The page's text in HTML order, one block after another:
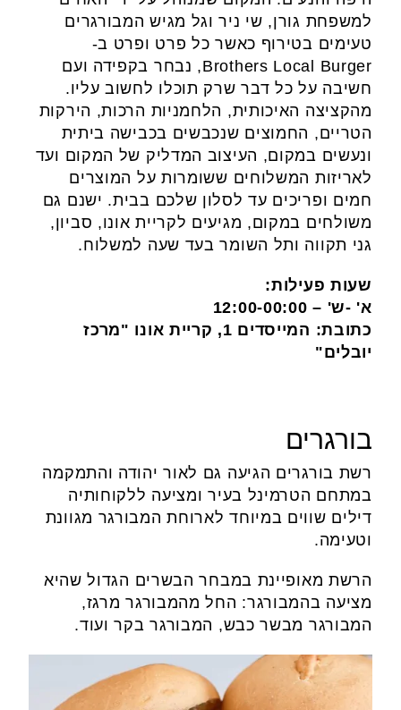
למשפחת גורן, שי ניר וגל מגיש המבורגרים
טעימים בטירוף כאשר כל פרט ופרט ב-
Brothers Local Burger, נבחר בקפידה ועם
חשיבה על כל דבר שרק תוכלו לחשוב עליו.
מהקציצה האיכותית, הלחמניות הרכות, הירקות
הטריים, החמוצים שנכבשים בכבישה ביתית
ונעשים במקום, העיצוב המדליק של המקום ועד
לאריזות המשלוחים ששומרות על המוצרים
חמים ופריכים עד לסלון שלכם בבית. ישנם גם
משולחים במקום, מגיעים לקריית אונו, סביון,
גני תקווה ותל השומר בעד שעה למשלוח.
שעות פעילות:
א' -ש' – 12:00-00:00
כתובת: המייסדים 1, קריית אונו "מרכז
יובלים"
בורגרים
רשת בורגרים הגיעה גם לאור יהודה והתמקמה
במתחם הטרמינל בעיר ומציעה ללקוחותיה
דילים שווים במיוחד לארוחת המבורגר מגוונת
וטעימה.
הרשת מאופיינת במבחר הבשרים הגדול שהיא
מציעה בהמבורגר: החל מהמבורגר מרגז,
המבורגר מבשר כבש, המבורגר בקר ועוד.